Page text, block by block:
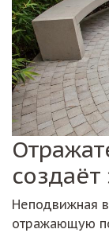
Неподвижная
отражающую